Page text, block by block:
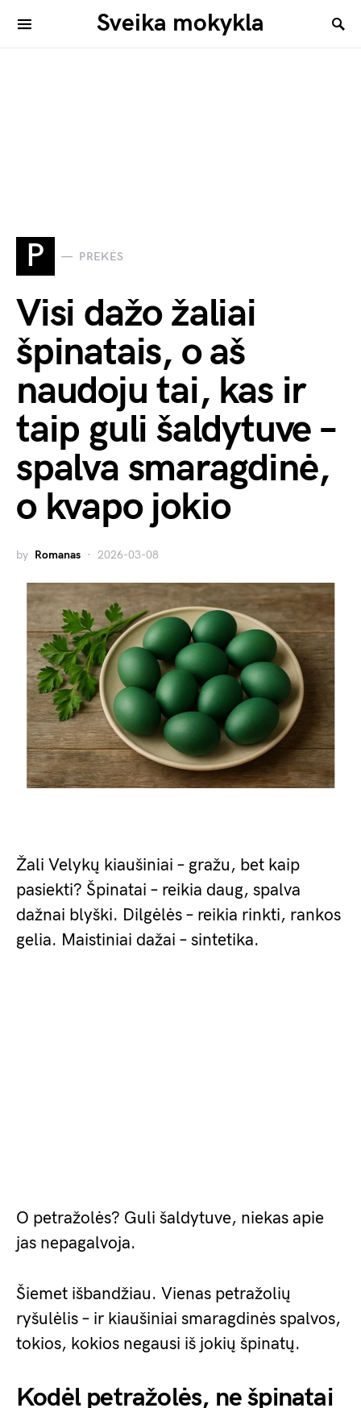
Sveika mokykla
P PREKĖS
Visi dažo žaliai
špinatais, o aš
naudoju tai, kas ir
taip guli šaldytuve –
spalva smaragdinė,
o kvapo jokio
by Romanas 2026-03-08
Žali Velykų kiaušiniai – gražu, bet kaip
pasiekti? Špinatai – reikia daug, spalva
dažnai blyški. Dilgėlės – reikia rinkti, rankos
gelia. Maistiniai dažai – sintetika.
O petražolės? Guli šaldytuve, niekas apie
jas nepagalvoja.
Šiemet išbandžiau. Vienas petražolių
ryšulėlis – ir kiaušiniai smaragdinės spalvos,
tokios, kokios negausi iš jokių špinatų.
Kodėl petražolės, ne špinatai